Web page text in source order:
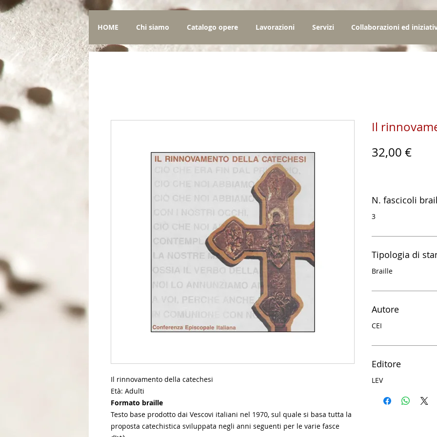
HOME Chi siamo Catalogo opere Lavorazioni Servizi Collaborazioni ed
Il rinnovamento della catechesi
Età: Adulti
Formato braille
Testo base prodotto dai Vescovi italiani nel 1970, sul quale si basa tutta la
proposta catechistica sviluppata negli anni seguenti per le varie fasce
Il
32,00 €
N. fascicoli
3
Tipologia di
Braille
Autore
CEI
Editore
LEV